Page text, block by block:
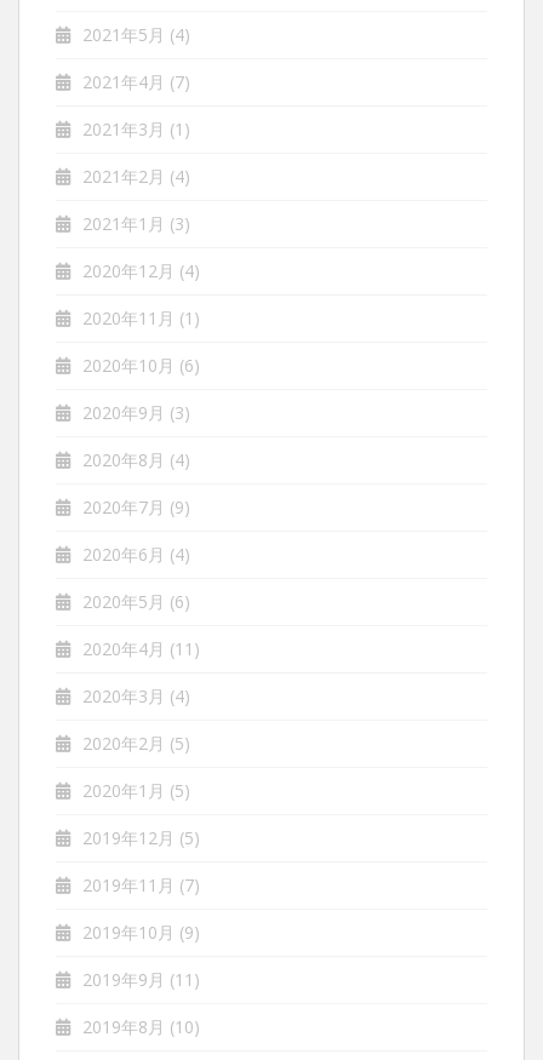
2021年5月 (4)
2021年4月 (7)
2021年3月 (1)
2021年2月 (4)
2021年1月 (3)
2020年12月 (4)
2020年11月 (1)
2020年10月 (6)
2020年9月 (3)
2020年8月 (4)
2020年7月 (9)
2020年6月 (4)
2020年5月 (6)
2020年4月 (11)
2020年3月 (4)
2020年2月 (5)
2020年1月 (5)
2019年12月 (5)
2019年11月 (7)
2019年10月 (9)
2019年9月 (11)
2019年8月 (10)